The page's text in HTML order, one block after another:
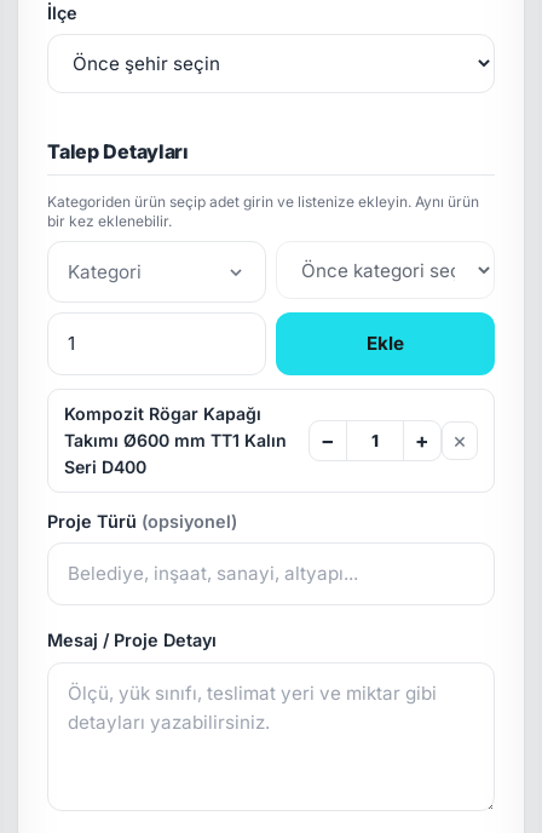
İlçe
Talep Detayları
Kategoriden ürün seçip adet girin ve listenize ekleyin. Aynı ürün
bir kez eklenebilir.
Kategori
Ekle
Kompozit Rögar Kapağı
Takımı Ø600 mm TT1 Kalın
Seri D400
− + ×
Proje Türü (opsiyonel)
Mesaj / Proje Detayı